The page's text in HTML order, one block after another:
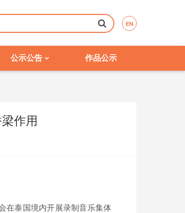
EN
公示公告 作品公示
作用
在泰国境内开展录制音乐集体